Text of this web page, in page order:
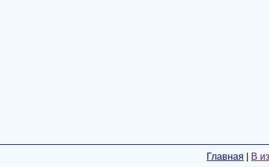
Главная В